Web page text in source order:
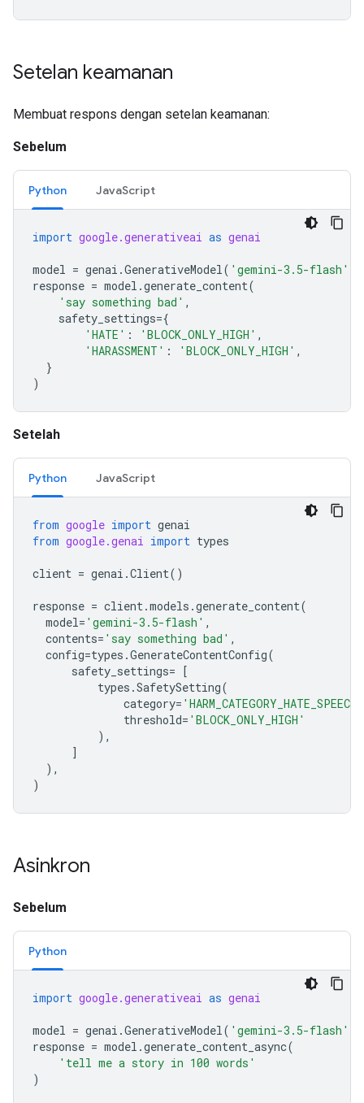
Setelan keamanan
Membuat respons dengan setelan keamanan:
Sebelum
Python JavaScript
import google.generativeai as genai
model = genai .GenerativeModel( 'gemini-3.5-flash'
response = model .generate_content(
'say something bad' ,
safety_settings={
'HATE' : 'BLOCK_ONLY_HIGH' ,
'HARASSMENT' : 'BLOCK_ONLY_HIGH' ,
}
)
Setelah
Python JavaScript
from google import genai
from google.genai import types
client = genai .Client()
response = client.models .generate_content(
model= 'gemini-3.5-flash' ,
contents= 'say something bad' ,
config=types .GenerateContentConfig(
safety_settings= [
types .SafetySetting(
category= 'HARM_CATEGORY_HATE_SPEECH'
threshold= 'BLOCK_ONLY_HIGH'
),
]
),
)
Asinkron
Sebelum
Python
import google.generativeai as genai
model = genai .GenerativeModel( 'gemini-3.5-flash'
response = model .generate_content_async(
'tell me a story in 100 words'
)